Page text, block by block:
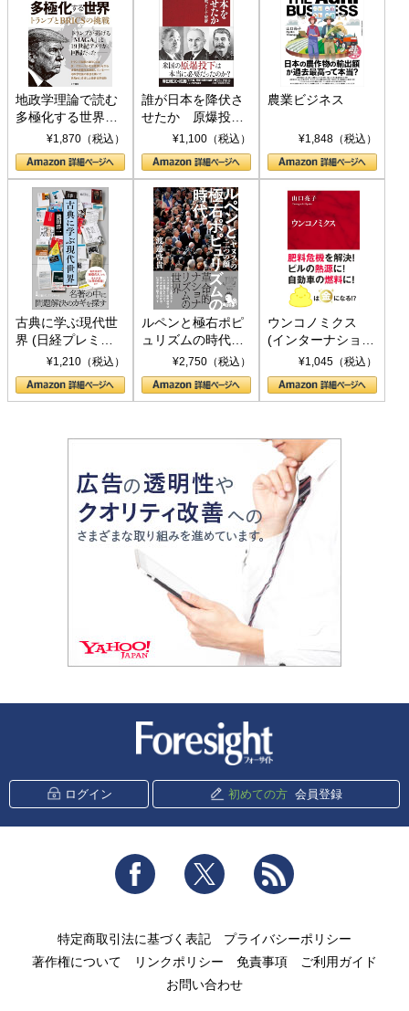
地政学理論で読む
多極化する世界：
トランプとBRICS
の挑戦
¥1,870（税込）
誰が日本を降伏さ
せたか 原爆投
下、ソ連参戦、そ
して聖断 (PHP新
書)
¥1,100（税込）
農業ビジネス
¥1,848（税込）
古典に学ぶ現代世
界 (日経プレミア
シリーズ)¥1,210（税込）
ルペンと極右ポピ
ュリズムの時代：
〈ヤヌス〉の二つ
の顔
¥2,750（税込）
ウンコノミクス
(インターナショナ
ル新書)¥1,045（税込）
ログイン 初めての方 会員登録
Facebook Twitter
特定商取引法に基づく表記
プライバシーポリシー
著作権について
リンクポリシー 免責事項
ご利用ガイド
お問い合わせ